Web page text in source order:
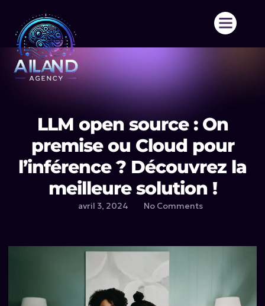
contenu
LLM open source : On
premise ou Cloud pour
l’inférence ? Découvrez la
meilleure solution !
avril 3, 2024 No Comments